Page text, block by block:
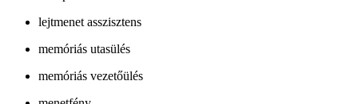
lejtmenet asszisztens
memóriás utasülés
memóriás vezetőülés